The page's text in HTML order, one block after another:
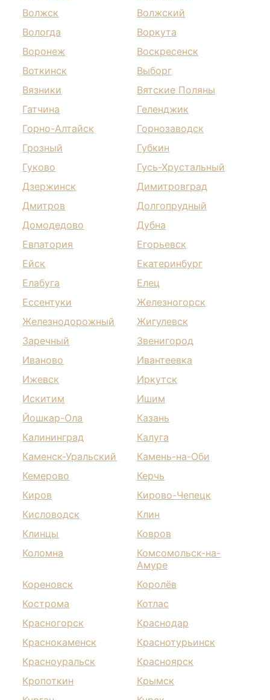
Волжск
Волжский
Вологда
Воркута
Воронеж
Воскресенск
Воткинск
Выборг
Вязники
Вятские Поляны
Гатчина
Геленджик
Горно-Алтайск
Горнозаводск
Грозный
Губкин
Гуково
Гусь-Хрустальный
Дзержинск
Димитровград
Дмитров
Долгопрудный
Домодедово
Дубна
Евпатория
Егорьевск
Ейск
Екатеринбург
Елабуга
Елец
Ессентуки
Железногорск
Железнодорожный
Жигулевск
Заречный
Звенигород
Иваново
Ивантеевка
Ижевск
Иркутск
Искитим
Ишим
Йошкар-Ола
Казань
Калининград
Калуга
Каменск-Уральский
Камень-на-Оби
Кемерово
Керчь
Киров
Кирово-Чепецк
Кисловодск
Клин
Клинцы
Ковров
Коломна
Комсомольск-на-
Амуре
Кореновск
Королёв
Кострома
Котлас
Красногорск
Краснодар
Краснокаменск
Краснотурьинск
Красноуральск
Красноярск
Кропоткин
Крымск